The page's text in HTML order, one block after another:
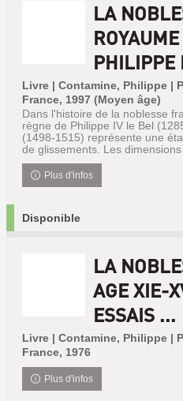
LA
PHILIPPE
Livre | Contamine, Philippe |
France, 1997 (Moyen âge)
Dans l'histoire de la noblesse
règne de Philippe IV le Bel
(1498-1515) représente une
de glissements. Les dimensions
Plus d'infos
Disponible
LA
AGE XIE-
ESSAIS ...
Livre | Contamine, Philippe |
France, 1976
Plus d'infos